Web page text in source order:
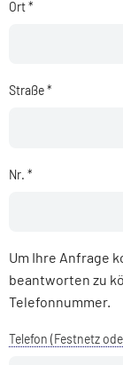
Ort *
Straße *
Nr. *
Um Ihre Anfrage
beantworten zu
Telefonnummer.
Telefon (Festnetz